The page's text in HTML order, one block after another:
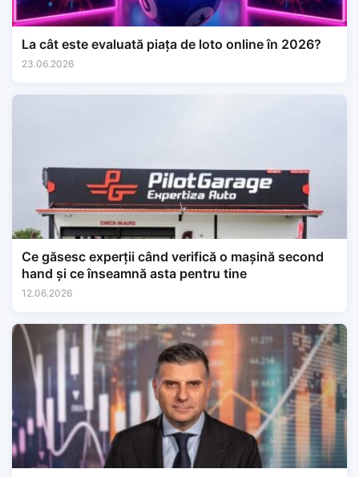
La cât este evaluată piața de loto online în 2026?
23.06.2026
Ce găsesc experții când verifică o mașină second
hand și ce înseamnă asta pentru tine
12.06.2026